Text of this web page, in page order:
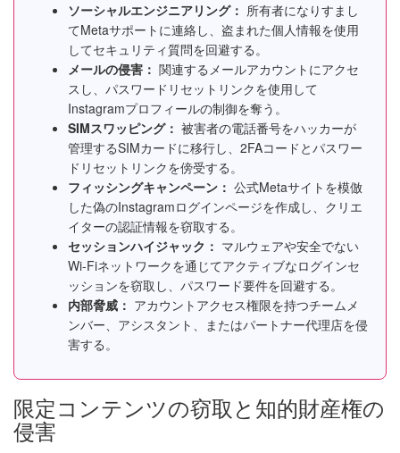
ソーシャルエンジニアリング： 所有者になりすまし
てMetaサポートに連絡し、盗まれた個人情報を使用
してセキュリティ質問を回避する。
メールの侵害： 関連するメールアカウントにアクセ
スし、パスワードリセットリンクを使用して
Instagramプロフィールの制御を奪う。
SIMスワッピング： 被害者の電話番号をハッカーが
管理するSIMカードに移行し、2FAコードとパスワー
ドリセットリンクを傍受する。
フィッシングキャンペーン： 公式Metaサイトを模倣
した偽のInstagramログインページを作成し、クリエ
イターの認証情報を窃取する。
セッションハイジャック： マルウェアや安全でない
Wi-Fiネットワークを通じてアクティブなログインセ
ッションを窃取し、パスワード要件を回避する。
内部脅威： アカウントアクセス権限を持つチームメ
ンバー、アシスタント、またはパートナー代理店を侵
害する。
限定コンテンツの窃取と知的財産権の
侵害